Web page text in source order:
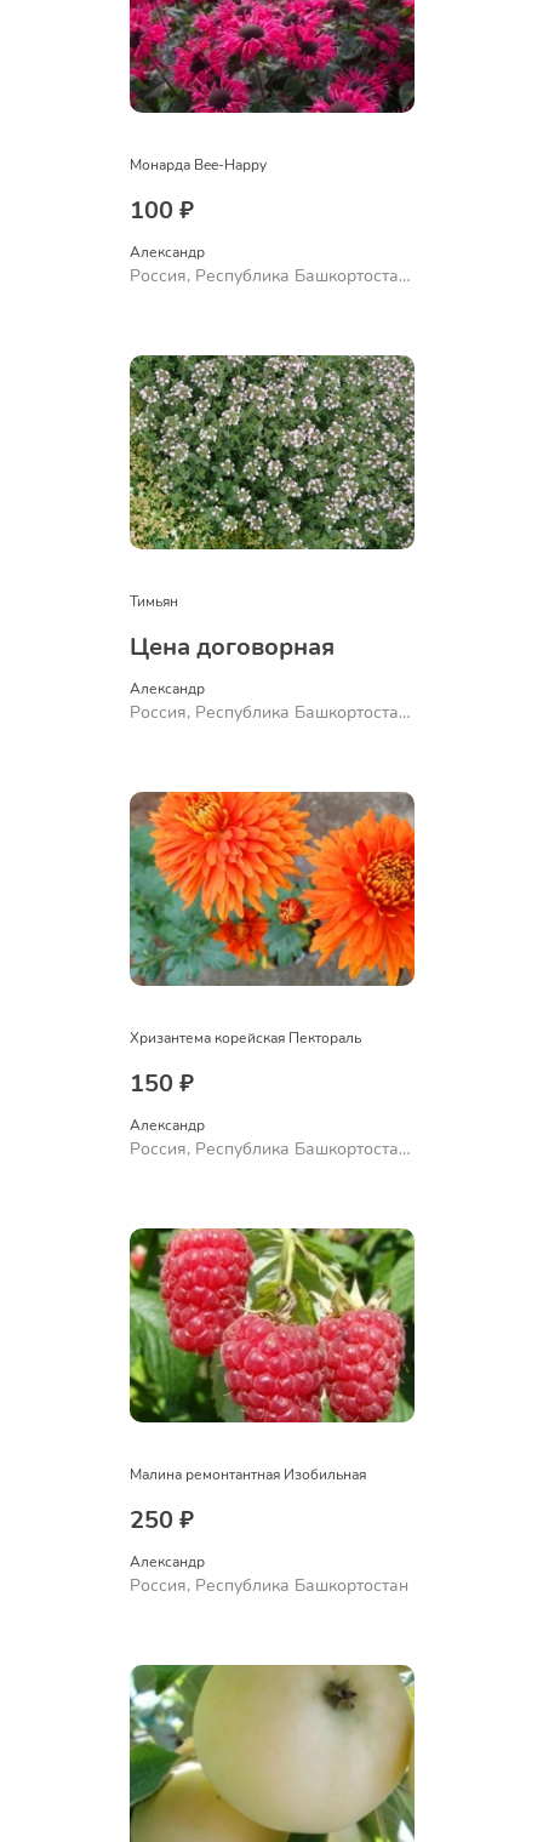
Монарда Bee-Happy
100 ₽
Александр
Россия, Республика Башкортостан,
Тимьян
Цена договорная
Александр
Россия, Республика Башкортостан,
Хризантема корейская Пектораль
150 ₽
Александр
Россия, Республика Башкортостан,
Малина ремонтантная Изобильная
250 ₽
Александр
Россия, Республика Башкортостан